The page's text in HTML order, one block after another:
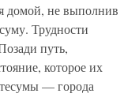
домой, не выполнив
Трудности
путь,
которое их
— города